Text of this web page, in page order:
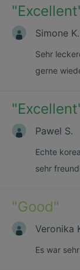
"Excellent
Simone K.
Sehr
gerne
"Excellent
Pawel S.
Echte
sehr
"Good"
Veronika
Es war